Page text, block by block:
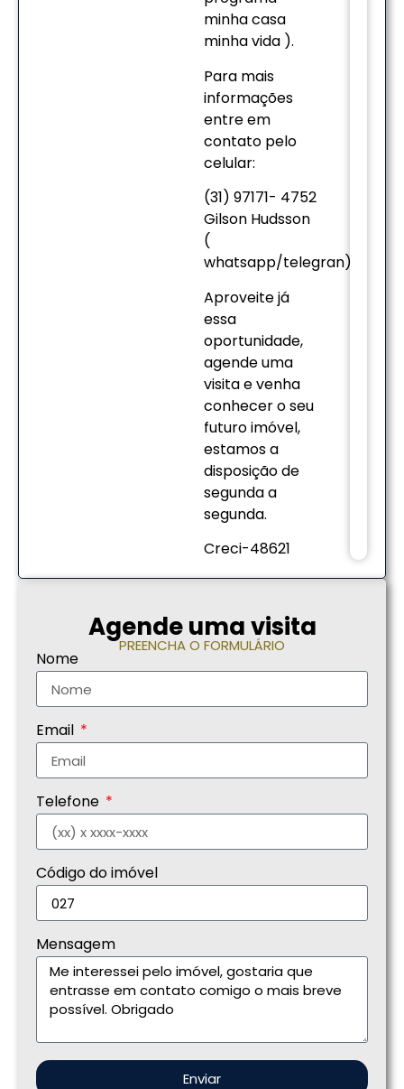
minha casa
minha vida ).
Para mais
informações
entre em
contato pelo
celular:
(31) 97171- 4752
Gilson Hudsson
(
whatsapp/telegran)
Aproveite já
essa
oportunidade,
agende uma
visita e venha
conhecer o seu
futuro imóvel,
estamos a
disposição de
segunda a
segunda.
Creci-48621
Agende uma visita
PREENCHA O FORMULÁRIO
Nome
Email
Telefone
Código do imóvel
Mensagem
Enviar